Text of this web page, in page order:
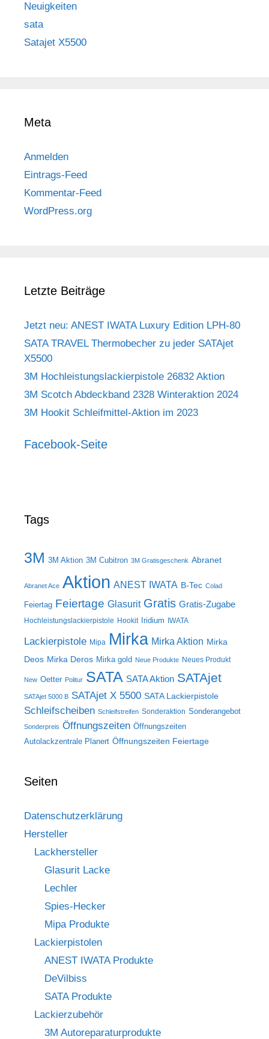
Neuigkeiten
sata
Satajet X5500
Meta
Anmelden
Eintrags-Feed
Kommentar-Feed
WordPress.org
Letzte Beiträge
Jetzt neu: ANEST IWATA Luxury Edition LPH-80
SATA TRAVEL Thermobecher zu jeder SATAjet
X5500
3M Hochleistungslackierpistole 26832 Aktion
3M Scotch Abdeckband 2328 Winteraktion 2024
3M Hookit Schleifmittel-Aktion im 2023
Facebook-Seite
Tags
3M 3M Aktion 3M Cubitron 3M Gratisgeschenk Abranet
Abranet Ace Aktion ANEST IWATA B-Tec Colad
Feiertag Feiertage Glasurit Gratis Gratis-Zugabe
Hochleistungslackierpistole Hookit Iridium IWATA
Lackierpistole Mipa Mirka Mirka Aktion Mirka
Deos Mirka Deros Mirka gold Neue Produkte Neues Produkt
New Oetter Politur SATA SATA Aktion SATAjet
SATAjet 5000 B SATAjet X 5500 SATA Lackierpistole
Schleifscheiben Schleifstreifen Sonderaktion Sonderangebot
Sonderpreis Öffnungszeiten Öffnungszeiten
Autolackzentrale Planert Öffnungszeiten Feiertage
Seiten
Datenschutzerklärung
Hersteller
Lackhersteller
Glasurit Lacke
Lechler
Spies-Hecker
Mipa Produkte
Lackierpistolen
ANEST IWATA Produkte
DeVilbiss
SATA Produkte
Lackierzubehör
3M Autoreparaturprodukte